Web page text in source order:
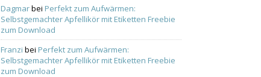
Dagmarbei Perfekt zum Aufwärmen:
Selbstgemachter Apfellikör mit Etiketten Freebie
zum Download
Franzi bei Perfekt zum Aufwärmen:
Selbstgemachter Apfellikör mit Etiketten Freebie
zum Download